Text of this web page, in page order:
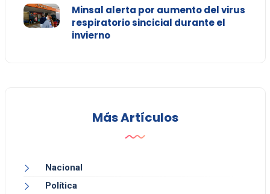
Minsal alerta por aumento del virus
respiratorio sincicial durante el
invierno
Más Artículos
Nacional
Política